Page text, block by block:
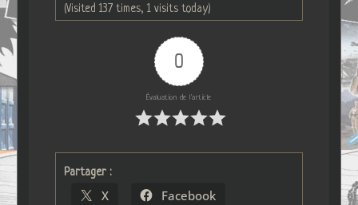
(Visited 137 times, 1 visits today)
0
Évaluation de l'article
Partager :
X Facebook